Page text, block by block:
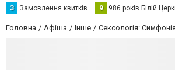
З Замовлення квитків 9 986 років Білій
Головна Афіша Інше Сексологія: